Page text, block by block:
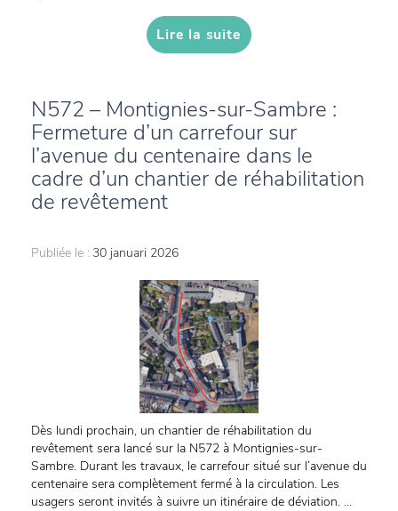
Lire la suite
N572 – Montignies-sur-Sambre :
Fermeture d’un carrefour sur
l’avenue du centenaire dans le
cadre d’un chantier de réhabilitation
de revêtement
Publiée le : 30 januari 2026
Dès lundi prochain, un chantier de réhabilitation du
revêtement sera lancé sur la N572 à Montignies-sur-
Sambre. Durant les travaux, le carrefour situé sur l’avenue du
centenaire sera complètement fermé à la circulation. Les
usagers seront invités à suivre un itinéraire de déviation. ...